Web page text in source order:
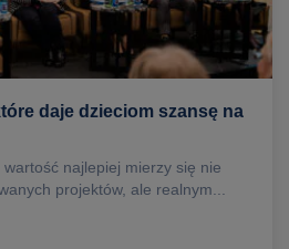
daje dzieciom szansę na
najlepiej mierzy się nie
projektów, ale realnym...